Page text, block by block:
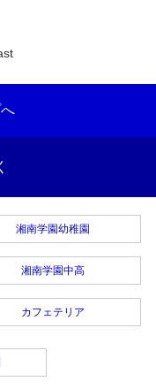
湘南学園幼稚園
湘南学園中高
カフェテリア